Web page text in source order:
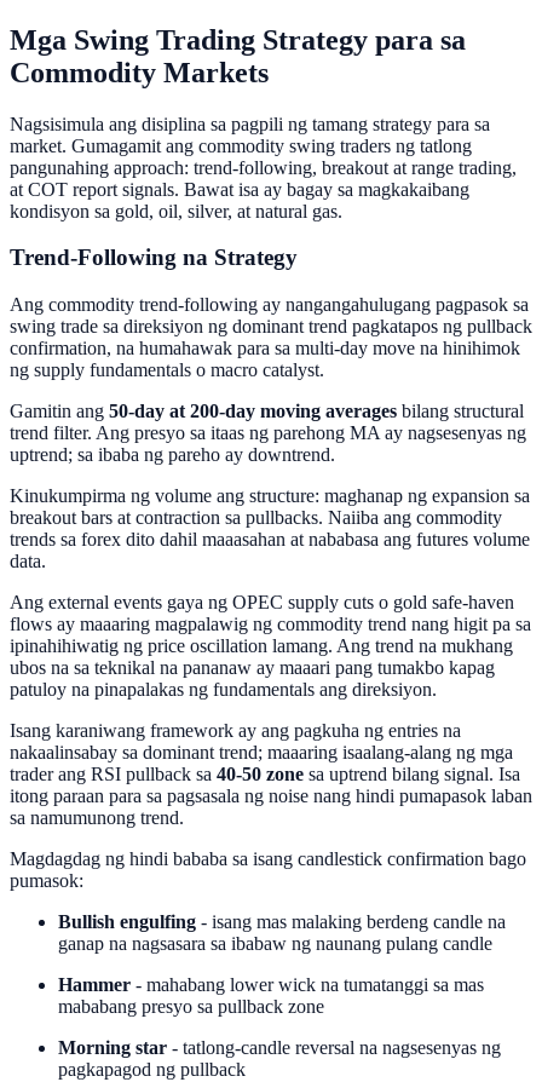
Mga Swing Trading Strategy para sa
Commodity Markets
Nagsisimula ang disiplina sa pagpili ng tamang strategy para sa
market. Gumagamit ang commodity swing traders ng tatlong
pangunahing approach: trend-following, breakout at range trading,
at COT report signals. Bawat isa ay bagay sa magkakaibang
kondisyon sa gold, oil, silver, at natural gas.
Trend-Following na Strategy
Ang commodity trend-following ay nangangahulugang pagpasok sa
swing trade sa direksiyon ng dominant trend pagkatapos ng pullback
confirmation, na humahawak para sa multi-day move na hinihimok
ng supply fundamentals o macro catalyst.
Gamitin ang 50-day at 200-day moving averages bilang structural
trend filter. Ang presyo sa itaas ng parehong MA ay nagsesenyas ng
uptrend; sa ibaba ng pareho ay downtrend.
Kinukumpirma ng volume ang structure: maghanap ng expansion sa
breakout bars at contraction sa pullbacks. Naiiba ang commodity
trends sa forex dito dahil maaasahan at nababasa ang futures volume
data.
Ang external events gaya ng OPEC supply cuts o gold safe-haven
flows ay maaaring magpalawig ng commodity trend nang higit pa sa
ipinahihiwatig ng price oscillation lamang. Ang trend na mukhang
ubos na sa teknikal na pananaw ay maaari pang tumakbo kapag
patuloy na pinapalakas ng fundamentals ang direksiyon.
Isang karaniwang framework ay ang pagkuha ng entries na
nakaalinsabay sa dominant trend; maaaring isaalang-alang ng mga
trader ang RSI pullback sa 40-50 zone sa uptrend bilang signal. Isa
itong paraan para sa pagsasala ng noise nang hindi pumapasok laban
sa namumunong trend.
Magdagdag ng hindi bababa sa isang candlestick confirmation bago
pumasok:
Bullish engulfing - isang mas malaking berdeng candle na
ganap na nagsasara sa ibabaw ng naunang pulang candle
Hammer - mahabang lower wick na tumatanggi sa mas
mababang presyo sa pullback zone
Morning star - tatlong-candle reversal na nagsesenyas ng
pagkapagod ng pullback